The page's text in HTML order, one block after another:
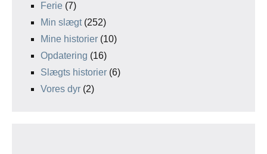
Ferie (7)
Min slægt(252)
Mine historier (10)
Opdatering (16)
Slægts historier (6)
Vores dyr (2)